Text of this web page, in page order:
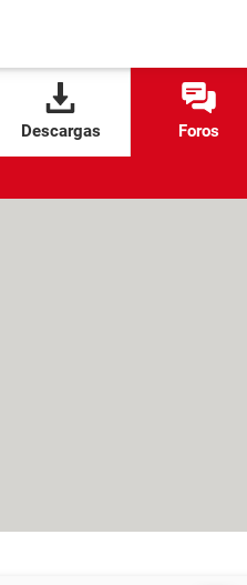
Descargas Foros